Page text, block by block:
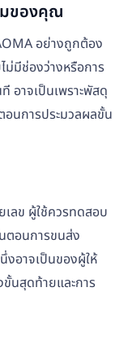
มของคุณ
อย่างถูกต้อง
มีช่องว่างหรือการ
อาจเป็นเพราะพัสดุ
อนการประมวลผลขั้น
ลข ผู้ใช้ควรทดสอบ
ตอนการขนส่ง
อาจเป็นของผู้ให้
นสุดท้ายและการ